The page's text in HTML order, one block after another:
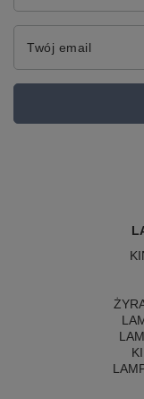
Twój email